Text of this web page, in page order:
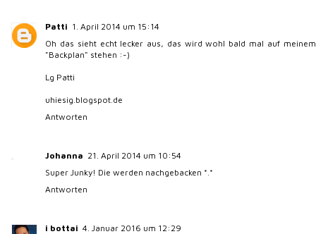
Patti 1. April 2014 um 15:14
Oh das sieht echt lecker aus, das wird wohl bald mal auf meinem
"Backplan" stehen :-)
Lg Patti
uhiesig.blogspot.de
Antworten
Johanna 21. April 2014 um 10:54
Super Junky! Die werden nachgebacken *.*
Antworten
i bottai 4. Januar 2016 um 12:29